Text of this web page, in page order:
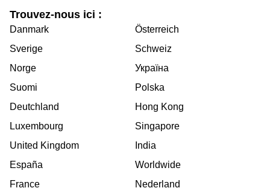
Trouvez-nous ici :
Danmark
Sverige
Norge
Suomi
Deutchland
Luxembourg
United Kingdom
España
France
Österreich
Schweiz
Україна
Polska
Hong Kong
Singapore
India
Worldwide
Nederland